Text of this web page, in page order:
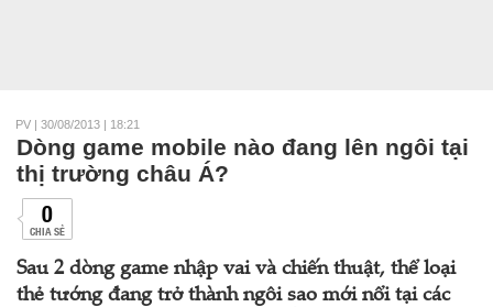
PV | 30/08/2013 | 18:21
Dòng game mobile nào đang lên ngôi tại
thị trường châu Á?
0
CHIA SẺ
Sau 2 dòng game nhập vai và chiến thuật, thể loại
thẻ tướng đang trở thành ngôi sao mới nổi tại các